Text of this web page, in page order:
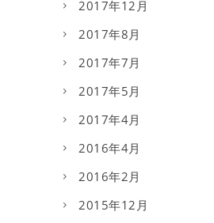
2017年12月
2017年8月
2017年7月
2017年5月
2017年4月
2016年4月
2016年2月
2015年12月